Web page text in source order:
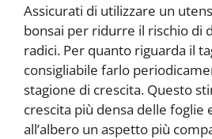
Assicurati di utilizzare un
bonsai per ridurre il rischio di
radici. Per quanto riguarda il
consigliabile farlo
stagione di crescita. Questo
crescita più densa delle foglie
all’albero un aspetto più